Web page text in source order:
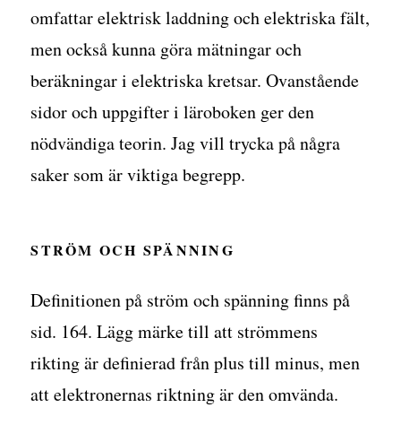
omfattar elektrisk laddning och elektriska fält,
men också kunna göra mätningar och
beräkningar i elektriska kretsar. Ovanstående
sidor och uppgifter i läroboken ger den
nödvändiga teorin. Jag vill trycka på några
saker som är viktiga begrepp.
STRÖM OCH SPÄNNING
Definitionen på ström och spänning finns på
sid. 164. Lägg märke till att strömmens
rikting är definierad från plus till minus, men
att elektronernas riktning är den omvända.